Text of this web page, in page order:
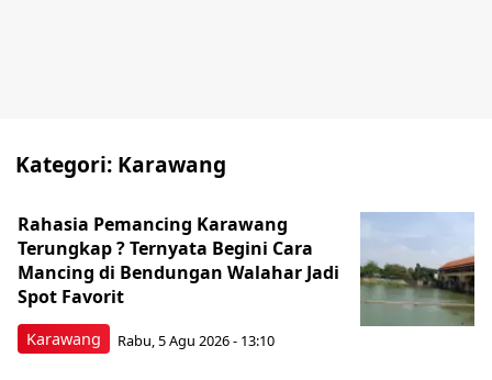
Kategori: Karawang
Karawang
Rahasia Pemancing Karawang
Terungkap ? Ternyata Begini Cara
Mancing di Bendungan Walahar Jadi
Spot Favorit
Rabu, 5 Agu 2026 - 13:10